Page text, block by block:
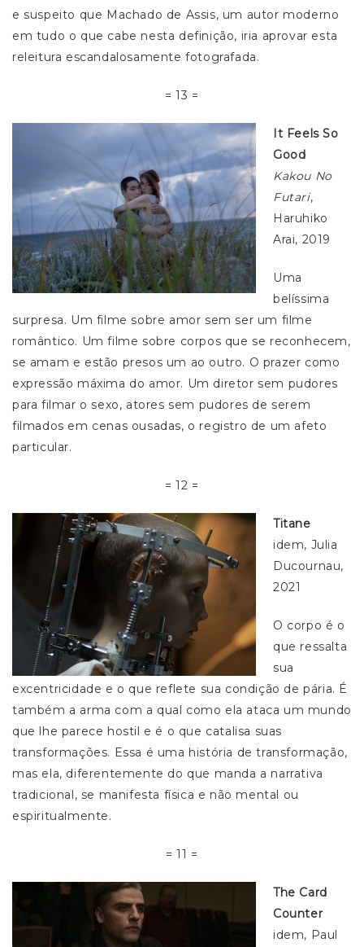
e suspeito que Machado de Assis, um autor moderno
em tudo o que cabe nesta definição, iria aprovar esta
releitura escandalosamente fotografada.
= 13 =
It Feels So
Good
Kakou No
Futari,
Haruhiko
Arai, 2019
Uma
belíssima
surpresa. Um filme sobre amor sem ser um filme
romântico. Um filme sobre corpos que se reconhecem,
se amam e estão presos um ao outro. O prazer como
expressão máxima do amor. Um diretor sem pudores
para filmar o sexo, atores sem pudores de serem
filmados em cenas ousadas, o registro de um afeto
particular.
= 12 =
Titane
idem, Julia
Ducournau,
2021
O corpo é o
que ressalta
sua
excentricidade e o que reflete sua condição de pária. É
também a arma com a qual como ela ataca um mundo
que lhe parece hostil e é o que catalisa suas
transformações. Essa é uma história de transformação,
mas ela, diferentemente do que manda a narrativa
tradicional, se manifesta física e não mental ou
espiritualmente.
= 11 =
The Card
Counter
idem, Paul